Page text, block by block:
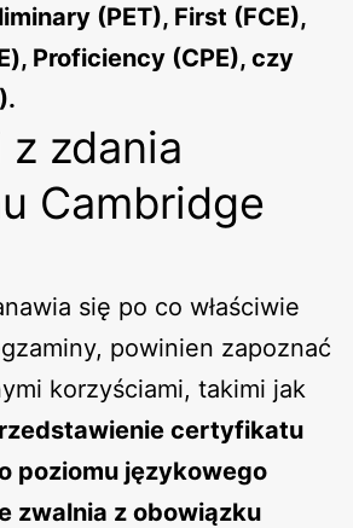
(PET), First (FCE),
Proficiency (CPE), czy
z zdania
Cambridge
się po co właściwie
powinien zapoznać
korzyściami, takimi jak
certyfikatu
poziomu językowego
zwalnia z obowiązku